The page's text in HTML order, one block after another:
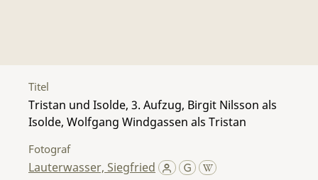
Titel
Tristan und Isolde, 3. Aufzug, Birgit Nilsson als
Isolde, Wolfgang Windgassen als Tristan
Fotograf
Lauterwasser, Siegfried